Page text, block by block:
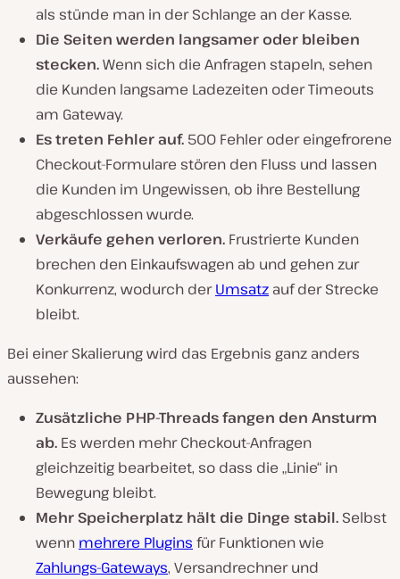
als stünde man in der Schlange an der Kasse.
Die Seiten werden langsamer oder bleiben
stecken.Wenn sich die Anfragen stapeln, sehen
die Kunden langsame Ladezeiten oder Timeouts
am Gateway.
Es treten Fehler auf. 500 Fehler oder eingefrorene
Checkout-Formulare stören den Fluss und lassen
die Kunden im Ungewissen, ob ihre Bestellung
abgeschlossen wurde.
Verkäufe gehen verloren. Frustrierte Kunden
brechen den Einkaufswagen ab und gehen zur
Konkurrenz, wodurch derUmsatz auf der Strecke
bleibt.
Bei einer Skalierung wird das Ergebnis ganz anders
aussehen:
Zusätzliche PHP-Threads fangen den Ansturm
ab. Es werden mehr Checkout-Anfragen
gleichzeitig bearbeitet, so dass die „Linie“ in
Bewegung bleibt.
Mehr Speicherplatz hält die Dinge stabil. Selbst
wenn mehrere Plugins für Funktionen wie
Zahlungs-Gateways, Versandrechner und